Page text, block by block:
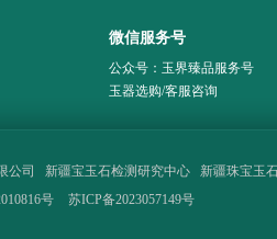
微信服务号
公众号：玉界臻品服务号
玉器选购/客服咨询
公司 新疆宝玉石检测研究中心
新疆珠宝玉
号 苏ICP备2023057149号